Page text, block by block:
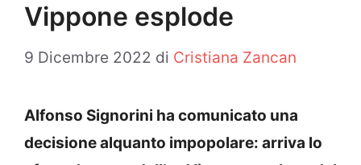
Vippone esplode
9 Dicembre 2022 di Cristiana Zancan
Alfonso Signorini ha comunicato una
decisione alquanto impopolare: arriva lo